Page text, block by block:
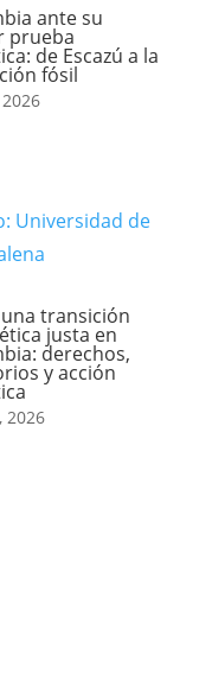
ante su
prueba
de Escazú a la
fósil
transición
justa en
derechos,
y acción
2026